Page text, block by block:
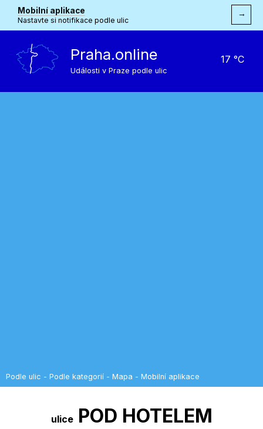
Mobilní aplikace
Nastavte si notifikace podle ulic
→
Praha.online
Události v Praze podle ulic
17 °C
Podle ulic - Podle kategorií - Mapa - Mobilní aplikace
ulicePOD HOTELEM